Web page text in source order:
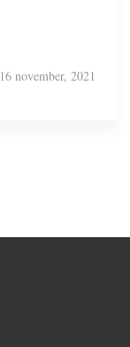
16 november, 2021